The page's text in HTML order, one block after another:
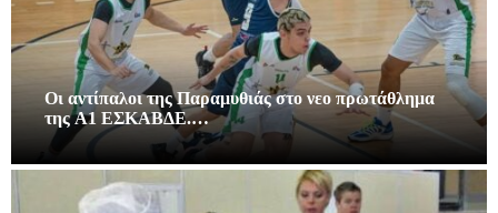
Οι αντίπαλοι της Παραμυθιάς στο νεο πρωτάθλημα
της A1 ΕΣΚΑΒΔΕ.…